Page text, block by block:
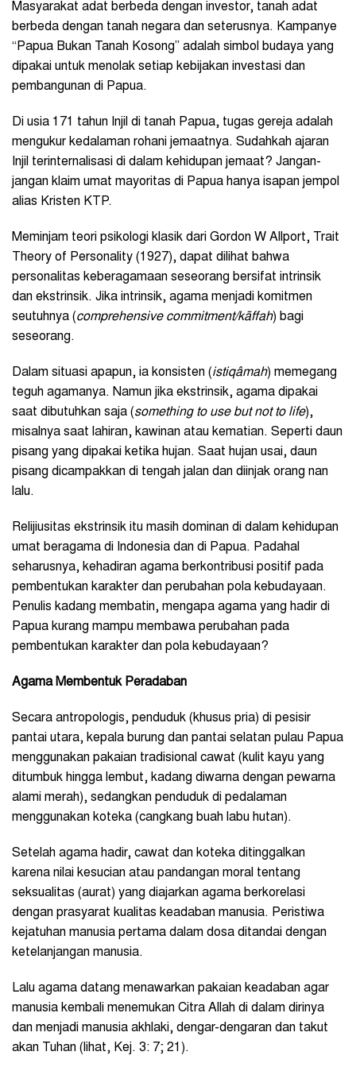
Masyarakat adat berbeda dengan investor, tanah adat
berbeda dengan tanah negara dan seterusnya. Kampanye
“Papua Bukan Tanah Kosong” adalah simbol budaya yang
dipakai untuk menolak setiap kebijakan investasi dan
pembangunan di Papua.
Di usia 171 tahun Injil di tanah Papua, tugas gereja adalah
mengukur kedalaman rohani jemaatnya. Sudahkah ajaran
Injil terinternalisasi di dalam kehidupan jemaat? Jangan-
jangan klaim umat mayoritas di Papua hanya isapan jempol
alias Kristen KTP.
Meminjam teori psikologi klasik dari Gordon W Allport, Trait
Theory of Personality (1927), dapat dilihat bahwa
personalitas keberagamaan seseorang bersifat intrinsik
dan ekstrinsik. Jika intrinsik, agama menjadi komitmen
seutuhnya (comprehensive commitment/kãffah) bagi
seseorang.
Dalam situasi apapun, ia konsisten (istiqâmah) memegang
teguh agamanya. Namun jika ekstrinsik, agama dipakai
saat dibutuhkan saja (something to use but not to life),
misalnya saat lahiran, kawinan atau kematian. Seperti daun
pisang yang dipakai ketika hujan. Saat hujan usai, daun
pisang dicampakkan di tengah jalan dan diinjak orang nan
lalu.
Relijiusitas ekstrinsik itu masih dominan di dalam kehidupan
umat beragama di Indonesia dan di Papua. Padahal
seharusnya, kehadiran agama berkontribusi positif pada
pembentukan karakter dan perubahan pola kebudayaan.
Penulis kadang membatin, mengapa agama yang hadir di
Papua kurang mampu membawa perubahan pada
pembentukan karakter dan pola kebudayaan?
Agama Membentuk Peradaban
Secara antropologis, penduduk (khusus pria) di pesisir
pantai utara, kepala burung dan pantai selatan pulau Papua
menggunakan pakaian tradisional cawat (kulit kayu yang
ditumbuk hingga lembut, kadang diwarna dengan pewarna
alami merah), sedangkan penduduk di pedalaman
menggunakan koteka (cangkang buah labu hutan).
Setelah agama hadir, cawat dan koteka ditinggalkan
karena nilai kesucian atau pandangan moral tentang
seksualitas (aurat) yang diajarkan agama berkorelasi
dengan prasyarat kualitas keadaban manusia. Peristiwa
kejatuhan manusia pertama dalam dosa ditandai dengan
ketelanjangan manusia.
Lalu agama datang menawarkan pakaian keadaban agar
manusia kembali menemukan Citra Allah di dalam dirinya
dan menjadi manusia akhlaki, dengar-dengaran dan takut
akan Tuhan (lihat, Kej. 3: 7; 21).